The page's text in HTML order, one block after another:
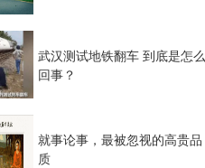
武汉测试地铁翻车 到底是怎么
回事？
就事论事，最被忽视的高贵品
质